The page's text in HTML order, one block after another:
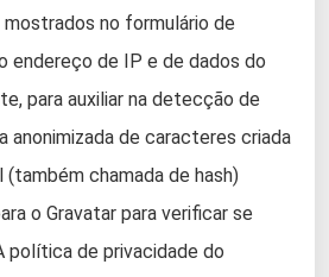
no formulário de
endereço de IP e de dados do
para auxiliar na detecção de
anonimizada de caracteres criada
chamada de hash)
o Gravatar para verificar se
política de privacidade do